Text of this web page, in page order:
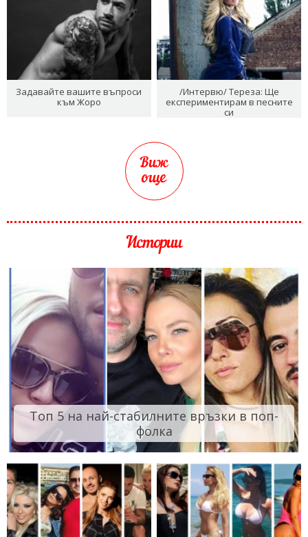
Задавайте вашите въпроси
към Жоро
/Интервю/ Тереза: Ще
експериментирам в песните
си
Виж
още
Истории
Топ 5 на най-стабилните връзки в поп-
фолка